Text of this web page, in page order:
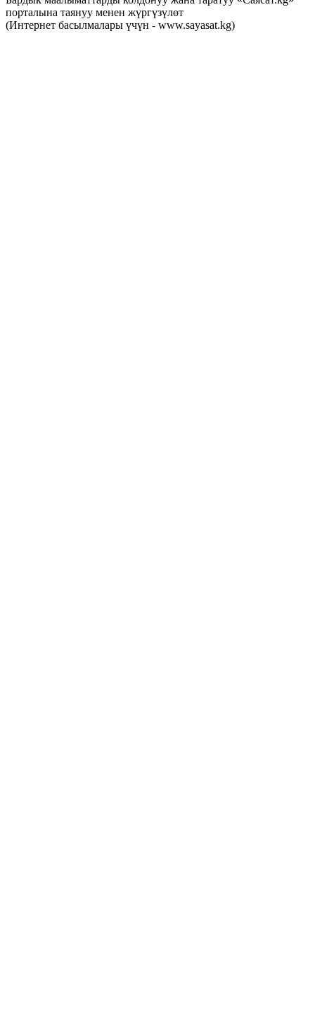
порталына таянуу менен жүргүзүлөт
(Интернет басылмалары үчүн - www.sayasat.kg)